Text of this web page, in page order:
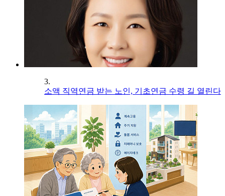
3.
소액 직역연금 받는 노인, 기초연금 수령 길 열린다